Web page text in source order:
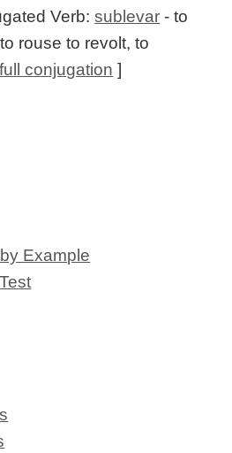
Verb:sublevar - to
rouse to revolt, to
conjugation ]
Example